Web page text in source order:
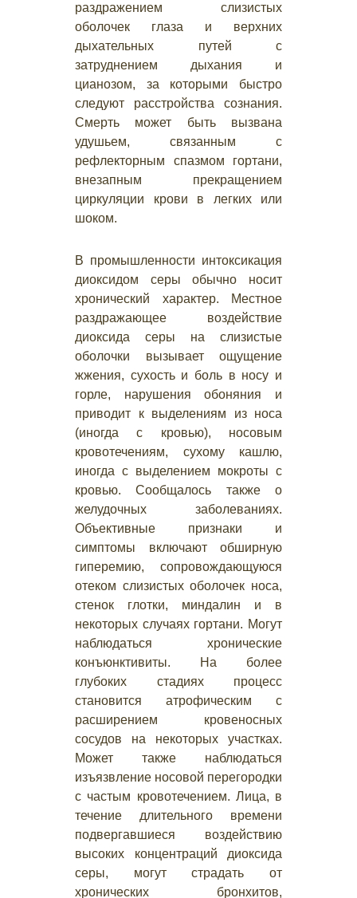
раздражением слизистых
оболочек глаза и верхних
дыхательных путей с
затруднением дыхания и
цианозом, за которыми быстро
следуют расстройства сознания.
Смерть может быть вызвана
удушьем, связанным с
рефлекторным спазмом гортани,
внезапным прекращением
циркуляции крови в легких или
шоком.
В промышленности интоксикация
диоксидом серы обычно носит
хронический характер. Местное
раздражающее воздействие
диоксида серы на слизистые
оболочки вызывает ощущение
жжения, сухость и боль в носу и
горле, нарушения обоняния и
приводит к выделениям из носа
(иногда с кровью), носовым
кровотечениям, сухому кашлю,
иногда с выделением мокроты с
кровью. Сообщалось также о
желудочных заболеваниях.
Объективные признаки и
симптомы включают обширную
гиперемию, сопровождающуюся
отеком слизистых оболочек носа,
стенок глотки, миндалин и в
некоторых случаях гортани. Могут
наблюдаться хронические
конъюнктивиты. На более
глубоких стадиях процесс
становится атрофическим с
расширением кровеносных
сосудов на некоторых участках.
Может также наблюдаться
изъязвление носовой перегородки
с частым кровотечением. Лица, в
течение длительного времени
подвергавшиеся воздействию
высоких концентраций диоксида
серы, могут страдать от
хронических бронхитов,